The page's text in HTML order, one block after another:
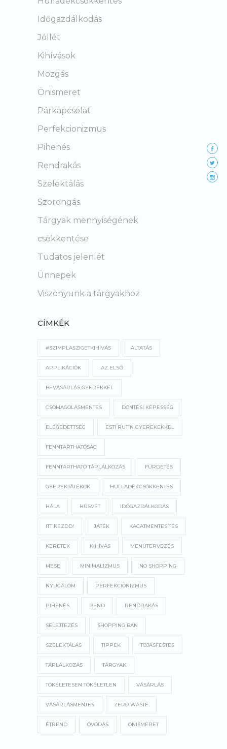
Időgazdálkodás
Jóllét
Kihívások
Mozgás
Önismeret
Párkapcsolat
Perfekcionizmus
Pihenés
Rendrakás
Szelektálás
Szorongás
Tárgyak mennyiségének
csökkentése
Tudatos jelenlét
Ünnepek
Viszonyunk a tárgyakhoz
CÍMKÉK
#SZIMPLASZIGETKIHÍVÁS ALTATÁS
APPLIKÁCIÓK AZ ELSŐ
BEVÁSÁRLÁS GYEREKKEL
CSOMAGOLÁSMENTES DÖNTÉSI KÉPESSÉG
ELÉGEDETTSÉG ESTI RUTIN GYEREKEKKEL
FENNTARTHATÓSÁG
FENNTARTHATÓ TÁPLÁLKOZÁS FÜRDETÉS
GYEREKJÁTÉKOK HULLADÉKCSÖKKENTÉS
HÁLA HÚSVÉT IDŐGAZDÁLKODÁS
ITT KEZDD! JÁTÉK KACATMENTESÍTÉS
KERETEK KIHÍVÁS MENÜTERVEZÉS
MESE MINIMALIZMUS NO SHOPPING
NYUGALOM PERFEKCIONIZMUS
PIHENÉS REND RENDRAKÁS
SELEJTEZÉS SHOPPING BAN
SZELEKTÁLÁS TIPPEK TOJÁSFESTÉS
TÁPLÁLKOZÁS TÁRGYAK
TÖKÉLETESEN TÖKÉLETLEN VÁSÁRLÁS
VÁSÁRLÁSMENTES ZERO WASTE
ÉTREND ÓVÓDÁS ÖNISMERET